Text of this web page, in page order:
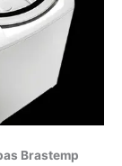
Brastemp